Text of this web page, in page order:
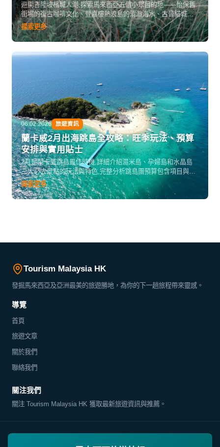
避開吉隆坡檳城人潮,探索馬來西亞五個小眾目的地——怡保舊
街場的復古咖啡文化、登嘉樓熱浪島的清澈海水、古晉貓城的
文化混合、太平湖花園的寧靜氛圍,以及哥打巴魯的濃厚馬來傳
統。包含實用交通住宿建議和真實旅遊體驗分享。
探索更多
06.02.2026 旅遊資訊
蘭卡威2月出海跳島全攻略：旺季玩法、預算
安排與實用貼士
2月是蘭卡威跳島最佳時機,詳細介紹濕米島、孕婦島和水晶島
三大必去景點的玩法與特色,完整分析跳島團預算包含項目與額
外開支,並提供住宿交通建議、行前準備清單和延伸活動推薦,助
你在旺季享受晴空萬里的最美海島體驗。
探索更多
Tourism Malaysia HK
發掘馬來西亞及亞洲最美的旅遊勝地，為你的下一趟旅程帶來靈感。
導覽
首頁
旅遊文章
關於我們
聯絡我們
關注我們
關注 Tourism Malaysia HK 獲取最新旅遊資訊與推薦。